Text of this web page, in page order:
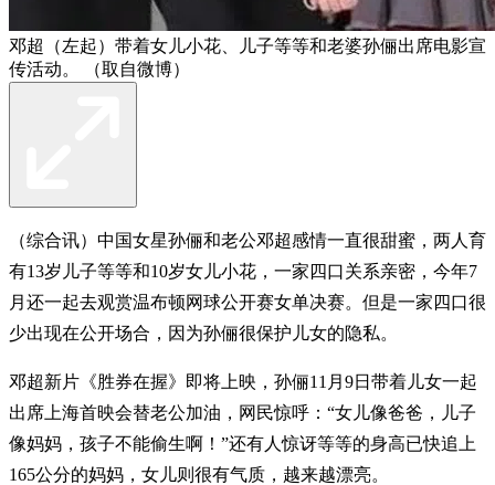
邓超（左起）带着女儿小花、儿子等等和老婆孙俪出席电影宣
传活动。 （取自微博）
（综合讯）中国女星孙俪和老公邓超感情一直很甜蜜，两人育
有13岁儿子等等和10岁女儿小花，一家四口关系亲密，今年7
月还一起去观赏温布顿网球公开赛女单决赛。但是一家四口很
少出现在公开场合，因为孙俪很保护儿女的隐私。
邓超新片《胜券在握》即将上映，孙俪11月9日带着儿女一起
出席上海首映会替老公加油，网民惊呼：“女儿像爸爸，儿子
像妈妈，孩子不能偷生啊！”还有人惊讶等等的身高已快追上
165公分的妈妈，女儿则很有气质，越来越漂亮。